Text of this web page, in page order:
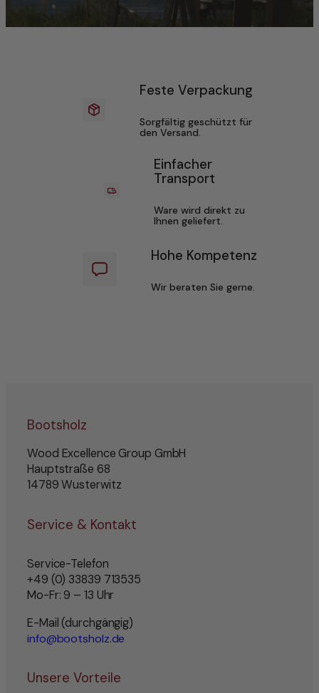
Feste Verpackung
Sorgfältig geschützt für
den Versand.
Einfacher
Transport
Ware wird direkt zu
Ihnen geliefert.
Hohe Kompetenz
Wir beraten Sie gerne.
Bootsholz
Wood Excellence Group GmbH
Hauptstraße 68
14789 Wusterwitz
Service & Kontakt
Service-Telefon
+49 (0) 33839 713535
Mo-Fr: 9 – 13 Uhr
E-Mail (durchgängig)
info@bootsholz.de
Unsere Vorteile